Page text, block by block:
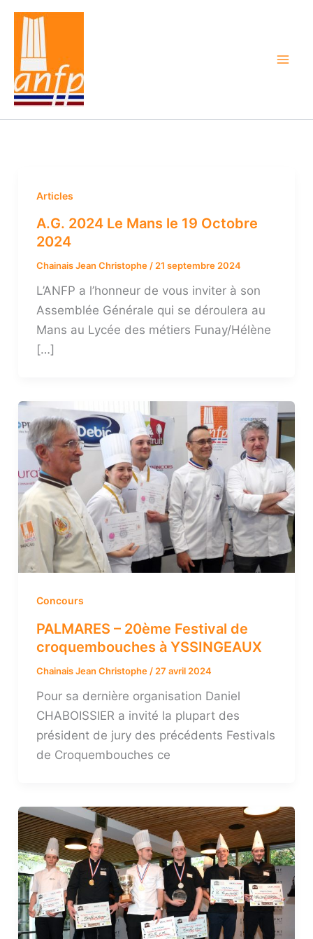
Aller
contenu
Articles
A.G. 2024 Le Mans le 19 Octobre
2024
Chainais Jean Christophe / 21 septembre 2024
L’ANFP a l’honneur de vous inviter à son
Assemblée Générale qui se déroulera au
Mans au Lycée des métiers Funay/Hélène
[…]
Concours
PALMARES – 20ème Festival de
croquembouches à YSSINGEAUX
Chainais Jean Christophe / 27 avril 2024
Pour sa dernière organisation Daniel
CHABOISSIER a invité la plupart des
président de jury des précédents Festivals
de Croquembouches ce